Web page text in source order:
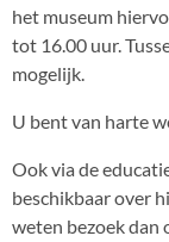
het museum
tot 16.00 uur.
mogelijk.
U bent van harte
Ook via de
beschikbaar over
weten bezoek dan